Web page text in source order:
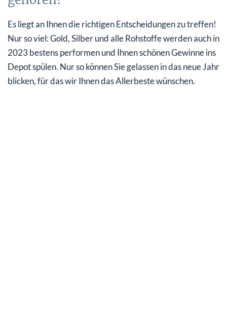
Es liegt an Ihnen die richtigen Entscheidungen zu treffen!
Nur so viel: Gold, Silber und alle Rohstoffe werden auch in
2023 bestens performen und Ihnen schönen Gewinne ins
Depot spülen. Nur so können Sie gelassen in das neue Jahr
blicken, für das wir Ihnen das Allerbeste wünschen.